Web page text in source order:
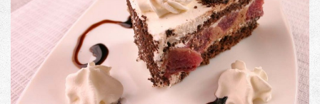
PRODUCT #5
Image with an external link